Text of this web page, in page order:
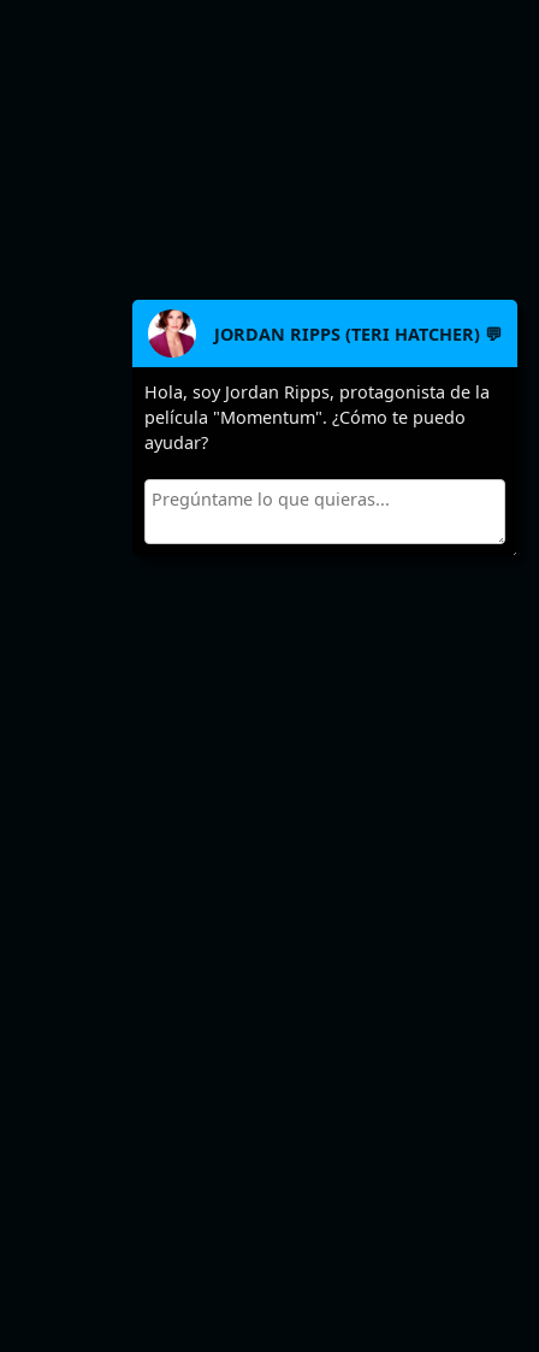
JORDAN RIPPS (TERI HATCHER) 💬
Hola, soy Jordan Ripps, protagonista de la
película "Momentum". ¿Cómo te puedo
ayudar?